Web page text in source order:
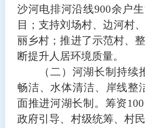
沙河电排河沿线900余户
目；支持刘场村、边河村
丽乡村 ；推进了示范村、
断提升人居环境质量。
（二）河湖长制持续
畅洁、水体清洁、岸线整
面推进河湖长制。 筹资1
政府引导、村级统筹、村